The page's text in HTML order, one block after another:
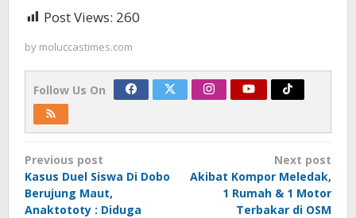
Post Views: 260
by moluccastimes.com
Follow Us On
Post
navigation
Previous post
Kasus Duel Siswa Di Dobo
Berujung Maut,
Anaktototy : Diduga
Next post
Akibat Kompor Meledak,
1 Rumah & 1 Motor
Terbakar di OSM